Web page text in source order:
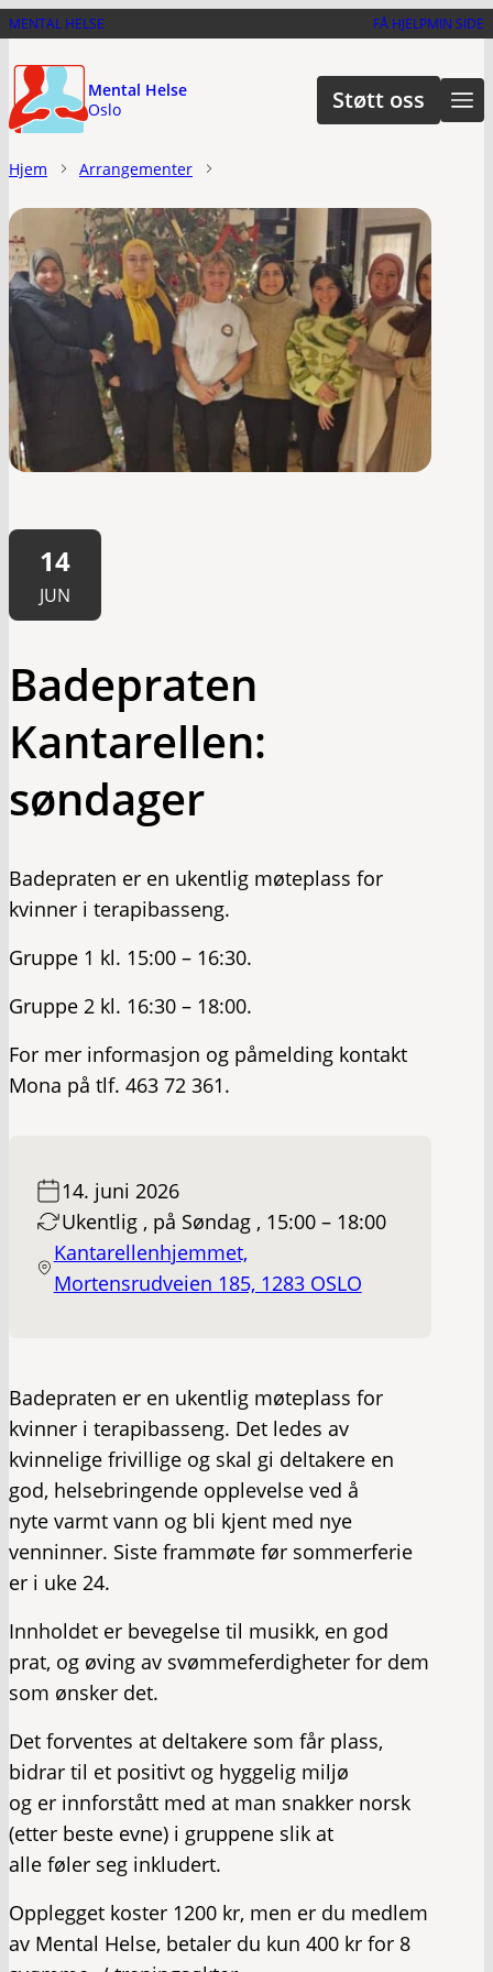
Hopp
hovedinnhold
MENTAL HELSE FÅ HJELPMIN SIDE
Mental Helse
Oslo
Støtt oss
Hjem Arrangementer
14
JUN
Badepraten
Kantarellen:
søndager
Badepraten er en ukentlig møteplass for
kvinner i terapibasseng.
Gruppe 1 kl. 15:00 – 16:30.
Gruppe 2 kl. 16:30 – 18:00.
For mer informasjon og påmelding kontakt
Mona på tlf. 463 72 361.
14. juni 2026
Ukentlig , på Søndag , 15:00 – 18:00
Kantarellenhjemmet,
Mortensrudveien 185, 1283 OSLO
Badepraten er en ukentlig møteplass for
kvinner i terapibasseng. Det ledes av
kvinnelige frivillige og skal gi deltakere en
god, helsebringende opplevelse ved å
nyte varmt vann og bli kjent med nye
venninner. Siste frammøte før sommerferie
er i uke 24.
Innholdet er bevegelse til musikk, en god
prat, og øving av svømmeferdigheter for dem
som ønsker det.
Det forventes at deltakere som får plass,
bidrar til et positivt og hyggelig miljø
og er innforstått med at man snakker norsk
(etter beste evne) i gruppene slik at
alle føler seg inkludert.
Opplegget koster 1200 kr, men er du medlem
av Mental Helse, betaler du kun 400 kr for 8